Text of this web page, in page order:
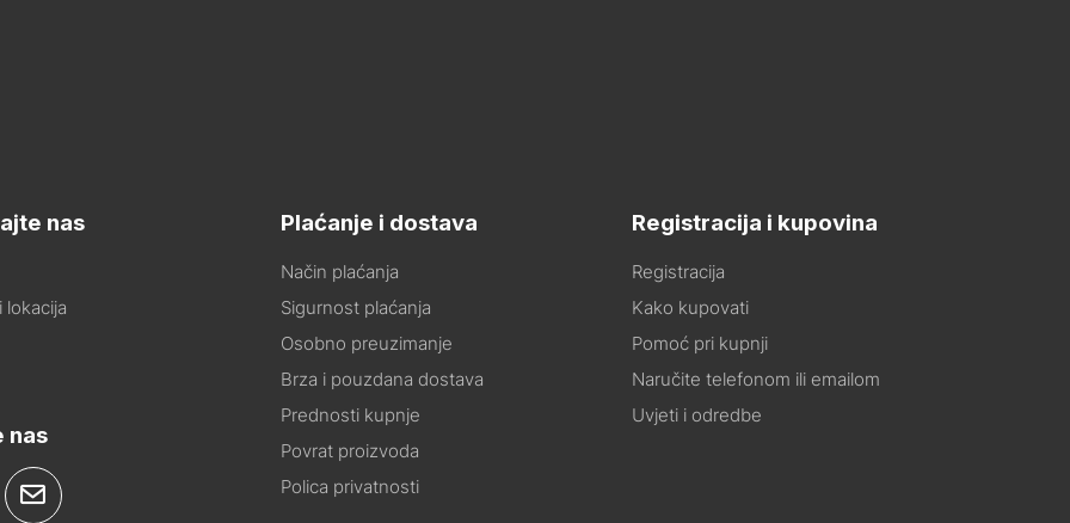
nas
lokacija
nas
Plaćanje i dostava
Način plaćanja
Sigurnost plaćanja
Osobno preuzimanje
Brza i pouzdana dostava
Prednosti kupnje
Povrat proizvoda
Polica privatnosti
Registracija i kupovina
Registracija
Kako kupovati
Pomoć pri kupnji
Naručite telefonom ili emailom
Uvjeti i odredbe